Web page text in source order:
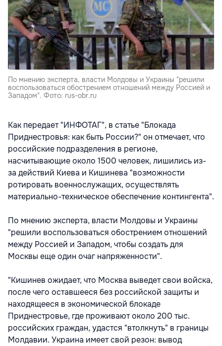
По мнению эксперта, власти Молдовы и Украины "решили
воспользоваться обострением отношений между Россией и
Западом". Фото: rus-obr.ru
Как передает "ИНФОТАГ", в статье "Блокада
Приднестровья: как быть России?" он отмечает, что
российские подразделения в регионе,
насчитывающие около 1500 человек, лишились из-
за действий Киева и Кишинева "возможности
ротировать военнослужащих, осуществлять
материально-техническое обеспечение контингента".
По мнению эксперта, власти Молдовы и Украины
"решили воспользоваться обострением отношений
между Россией и Западом, чтобы создать для
Москвы еще один очаг напряженности".
"Кишинев ожидает, что Москва выведет свои войска,
после чего оставшееся без российской защиты и
находящееся в экономической блокаде
Приднестровье, где проживают около 200 тыс.
российских граждан, удастся "втолкнуть" в границы
Молдавии. Украина имеет свой резон: вывод